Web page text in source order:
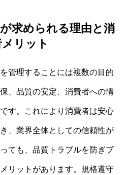
求められる理由と消
リット
管理することには複数の目的
、品質の安定、消費者への情
す。これにより消費者は安心
、業界全体としての信頼性が
ても、品質トラブルを防ぎブ
リットがあります。規格遵守